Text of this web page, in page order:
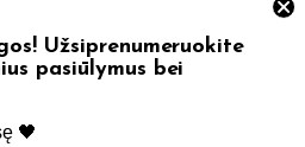
Taisyklės & Nuostatos
Užsiprenumeruokite
pasiūlymus bei
🖤